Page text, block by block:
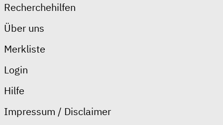
Recherchehilfen
Über uns
Merkliste
Login
Hilfe
Impressum / Disclaimer
Recherchehilfen